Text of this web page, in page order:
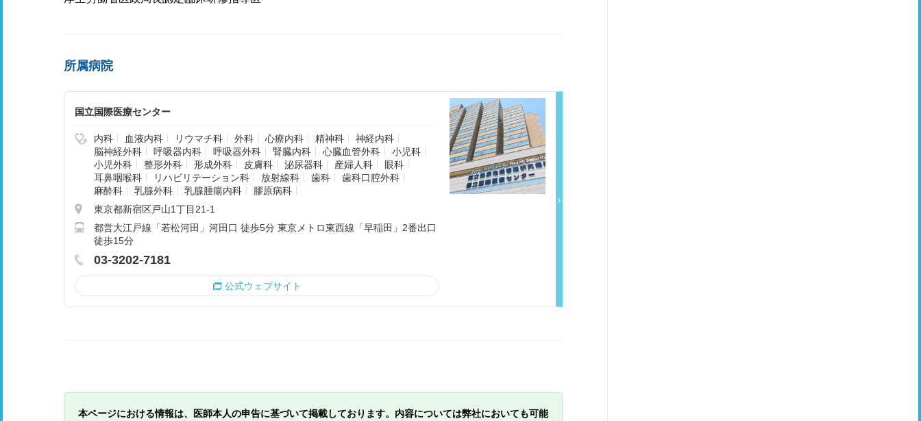
所属病院
国立国際医療センター
内科 血液内科 リウマチ科 外科 心療内科 精神科
神経内科
脳神経外科
呼吸器内科 呼吸器外科 腎臓内科 心臓血管外科
小児科
小児外科
整形外科 形成外科 皮膚科 泌尿器科 産婦人科
眼科
耳鼻咽喉科
リハビリテーション科 放射線科 歯科
歯科口腔外科
麻酔科
乳腺外科 乳腺腫瘍内科
膠原病科
東京都新宿区戸山1丁目21-1
都営大江戸線「若松河田」河田口 徒歩5分 東京メトロ東西線「早稲田」2番出口
徒歩15分
03-3202-7181
公式ウェブサイト
本ページにおける情報は、医師本人の申告に基づいて掲載しております。内容については弊社においても可能